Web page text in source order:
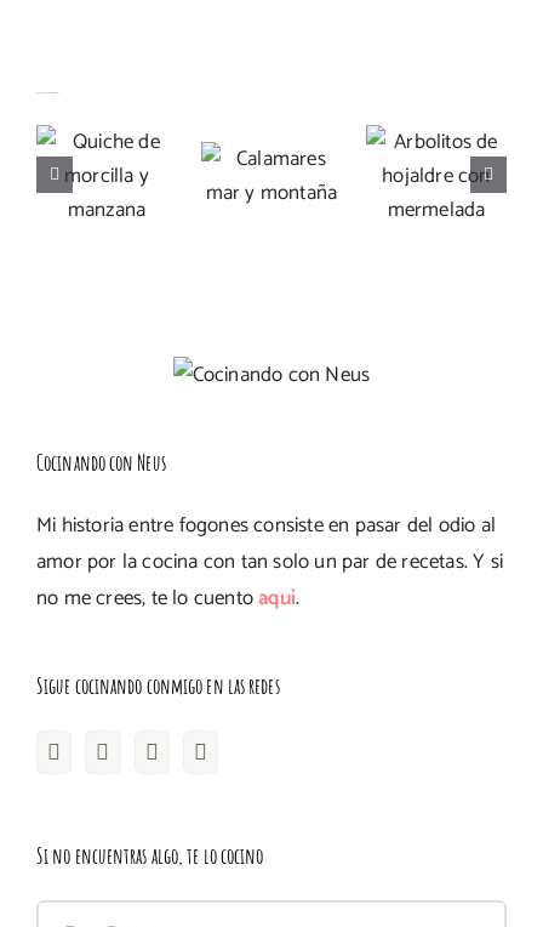
Quiche de
morcilla y
manzana
mar y
de
hojaldre
con
Cocinando con Neus
Mi historia entre fogones consiste en pasar del odio al
amor por la cocina con tan solo un par de recetas. Y si
no me crees, te lo cuentoaquí.
Sigue cocinando conmigo en las redes
Si no encuentras algo, te lo cocino
Buscar: